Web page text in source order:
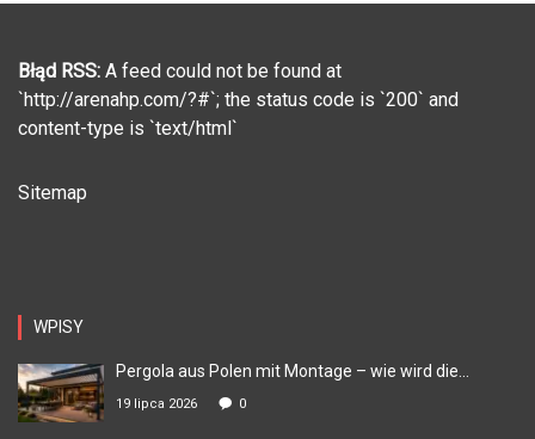
Błąd RSS: A feed could not be found at
`http://arenahp.com/?#`; the status code is `200` and
content-type is `text/html`
Sitemap
WPISY
Pergola aus Polen mit Montage – wie wird die...
19 lipca 2026 0